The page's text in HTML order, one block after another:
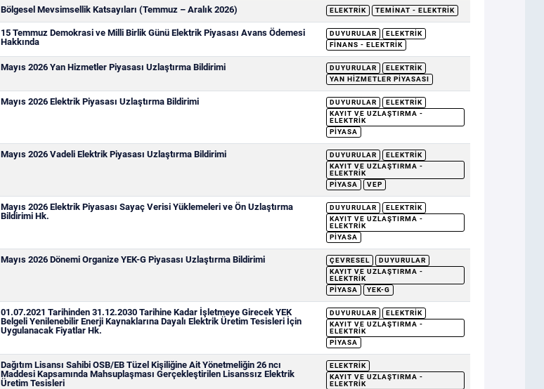
Bölgesel Mevsimsellik Katsayıları (Temmuz – Aralık 2026) ELEKTRIK TEMINAT - ELEKTRIK
15 Temmuz Demokrasi ve Milli Birlik Günü Elektrik Piyasası Avans Ödemesi
Hakkında
DUYURULAR
ELEKTRIK
FINANS - ELEKTRIK
Mayıs 2026 Yan Hizmetler Piyasası Uzlaştırma Bildirimi DUYURULAR
ELEKTRIK
YAN HIZMETLER PIYASASI
Mayıs 2026 Elektrik Piyasası Uzlaştırma Bildirimi DUYURULAR
ELEKTRIK
KAYIT VE UZLAŞTIRMA -
ELEKTRIK
PIYASA
Mayıs 2026 Vadeli Elektrik Piyasası Uzlaştırma Bildirimi DUYURULAR
ELEKTRIK
KAYIT VE UZLAŞTIRMA -
ELEKTRIK
PIYASA
VEP
Mayıs 2026 Elektrik Piyasası Sayaç Verisi Yüklemeleri ve Ön Uzlaştırma
Bildirimi Hk.
DUYURULAR
ELEKTRIK
KAYIT VE UZLAŞTIRMA -
ELEKTRIK
PIYASA
Mayıs 2026 Dönemi Organize YEK-G Piyasası Uzlaştırma Bildirimi ÇEVRESEL
DUYURULAR
KAYIT VE UZLAŞTIRMA -
ELEKTRIK
PIYASA
YEK-G
01.07.2021 Tarihinden 31.12.2030 Tarihine Kadar İşletmeye Girecek YEK
Belgeli Yenilenebilir Enerji Kaynaklarına Dayalı Elektrik Üretim Tesisleri İçin
Uygulanacak Fiyatlar Hk.
DUYURULAR
ELEKTRIK
KAYIT VE UZLAŞTIRMA -
ELEKTRIK
PIYASA
Dağıtım Lisansı Sahibi OSB/EB Tüzel Kişiliğine Ait Yönetmeliğin 26 ncı
Maddesi Kapsamında Mahsuplaşması Gerçekleştirilen Lisanssız Elektrik
Üretim Tesisleri
ELEKTRIK
KAYIT VE UZLAŞTIRMA -
ELEKTRIK